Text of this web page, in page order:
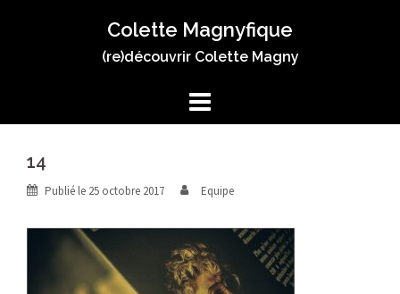
Colette Magnyfique
(re)découvrir Colette Magny
14
Publié le 25 octobre 2017 Equipe